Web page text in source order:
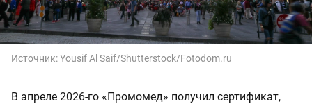
Источник:Yousif Al Saif/Shutterstock/Fotodom.ru
В апреле 2026-го «Промомед» получил сертификат,